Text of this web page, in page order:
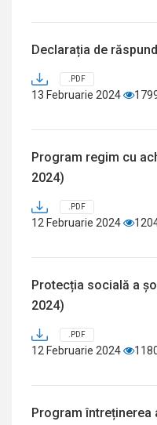
Declarația de
.PDF
13 Februarie 2024
Program regim cu
2024)
.PDF
12 Februarie 2024
Protecția socială a
2024)
.PDF
12 Februarie 2024
Program